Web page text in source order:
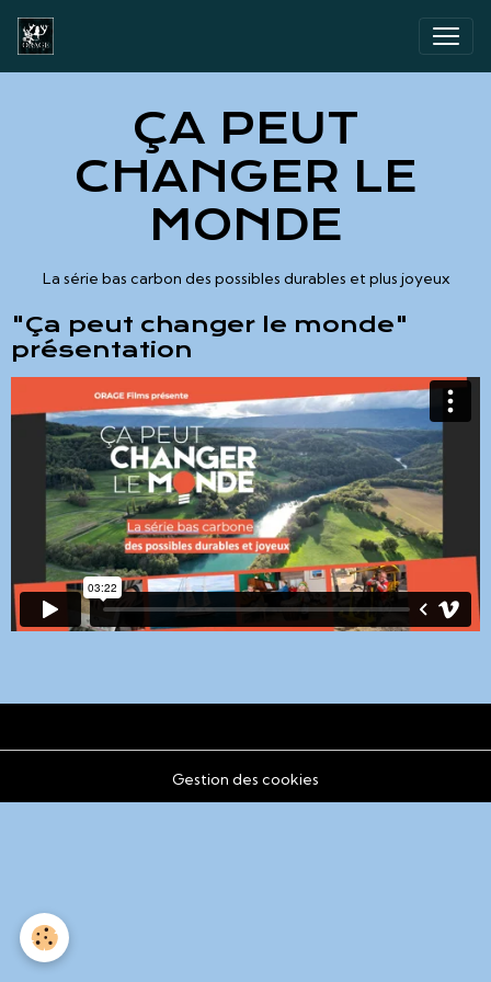
ÇA PEUT
CHANGER LE
MONDE
La série bas carbon des possibles durables et plus joyeux
"Ça peut changer le monde"
présentation
Gestion des cookies